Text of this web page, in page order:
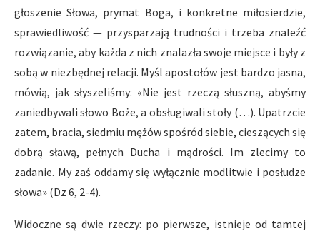
głoszenie Słowa, prymat Boga, i konkretne miłosierdzie,
sprawiedliwość — przysparzają trudności i trzeba znaleźć
rozwiązanie, aby każda z nich znalazła swoje miejsce i były z
sobą w niezbędnej relacji. Myśl apostołów jest bardzo jasna,
mówią, jak słyszeliśmy: «Nie jest rzeczą słuszną, abyśmy
zaniedbywali słowo Boże, a obsługiwali stoły (…). Upatrzcie
zatem, bracia, siedmiu mężów spośród siebie, cieszących się
dobrą sławą, pełnych Ducha i mądrości. Im zlecimy to
zadanie. My zaś oddamy się wyłącznie modlitwie i posłudze
słowa» (Dz 6, 2-4).
Widoczne są dwie rzeczy: po pierwsze, istnieje od tamtej